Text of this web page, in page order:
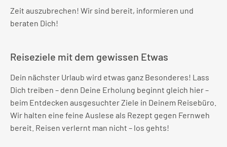
Zeit auszubrechen! Wir sind bereit, informieren und
beraten Dich!
Reiseziele mit dem gewissen Etwas
Dein nächster Urlaub wird etwas ganz Besonderes! Lass
Dich treiben – denn Deine Erholung beginnt gleich hier –
beim Entdecken ausgesuchter Ziele in Deinem Reisebüro.
Wir halten eine feine Auslese als Rezept gegen Fernweh
bereit. Reisen verlernt man nicht – los gehts!